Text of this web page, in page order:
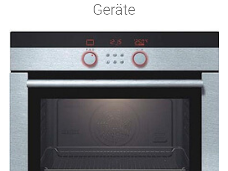
Geräte